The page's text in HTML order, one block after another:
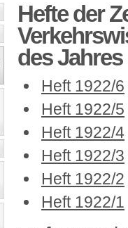
Hefte der
des Jahres
Heft 1922/6
Heft 1922/5
Heft 1922/4
Heft 1922/3
Heft 1922/2
Heft 1922/1